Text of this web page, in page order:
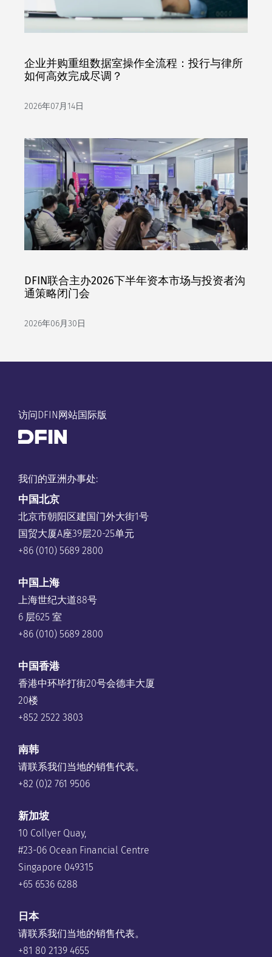
企业并购重组数据室操作全流程：投行与律所
如何高效完成尽调？
2026年07月14日
DFIN联合主办2026下半年资本市场与投资者沟
通策略闭门会
2026年06月30日
访问DFIN网站国际版
我们的亚洲办事处:
中国北京
北京市朝阳区建国门外大街1号
国贸大厦A座39层20-25单元
+86 (010) 5689 2800
中国上海
上海世纪大道88号
6 层625 室
+86 (010) 5689 2800
中国香港
香港中环毕打街20号会德丰大厦
20楼
+852 2522 3803
南韩
请联系我们当地的销售代表。
+82 (0)2 761 9506
新加坡
10 Collyer Quay,
#23-06 Ocean Financial Centre
Singapore 049315
+65 6536 6288
日本
请联系我们当地的销售代表。
+81 80 2139 4655